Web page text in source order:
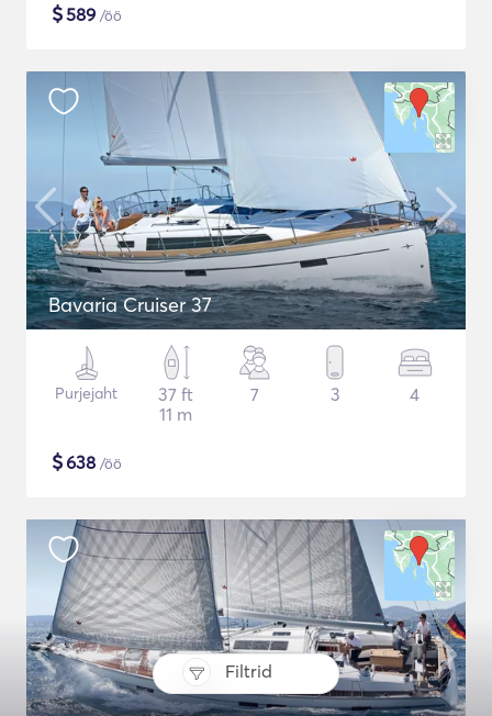
Filtrid
$589 /öö
Bavaria Cruiser 37
Purjejaht
37 ft
11 m
7 3 4
$638 /öö